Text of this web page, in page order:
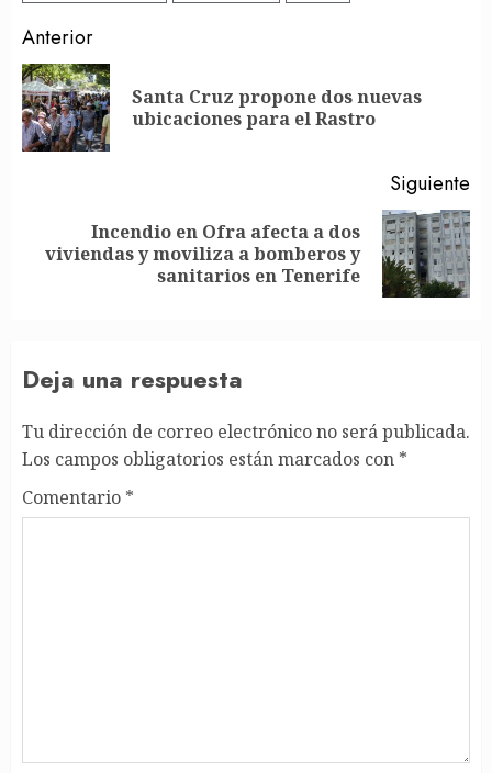
Post
navigation
Anterior
Santa Cruz propone dos nuevas
ubicaciones para el Rastro
Siguiente
Siguiente
Incendio en Ofra afecta a dos
viviendas y moviliza a bomberos y
sanitarios en Tenerife
Deja una respuesta
Tu dirección de correo electrónico no será publicada.
Los campos obligatorios están marcados con *
Comentario *